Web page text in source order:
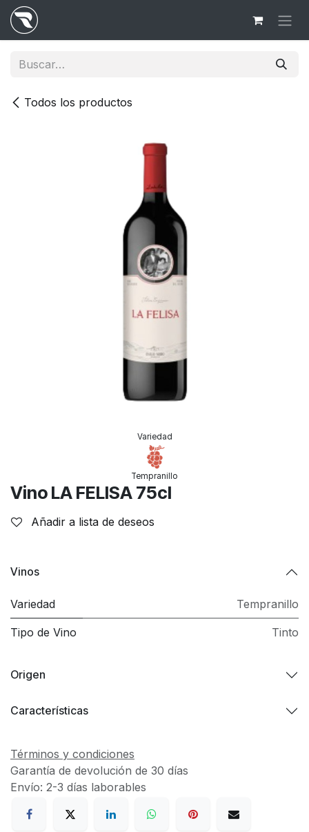
Ir al contenido
Todos los productos
Variedad
Tempranillo
Vino LA FELISA 75cl
Añadir a lista de deseos
Vinos
Variedad Tempranillo
Tipo de Vino Tinto
Origen
Características
Términos y condiciones
Garantía de devolución de 30 días
Envío: 2-3 días laborables